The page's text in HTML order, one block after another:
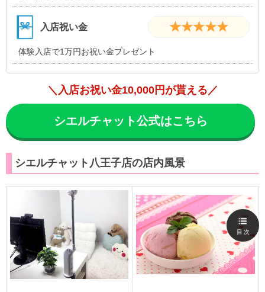
入店祝い金 ★★★★★
体験入店で1万円お祝い金プレゼント
＼入店お祝い金10,000円が貰える／
シエルチャット公式はこちら
シエルチャット八王子店の店内風景
目次